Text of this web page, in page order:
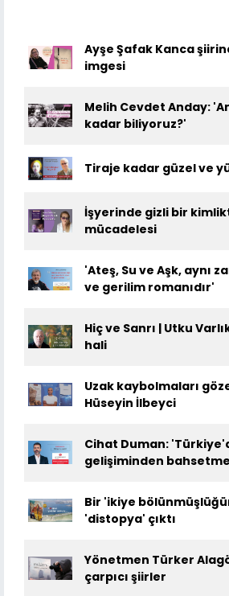
Ayşe Şafak Kanca
imgesi
Melih Cevdet Anday:
kadar biliyoruz?'
Tiraje kadar güzel ve
İşyerinde gizli bir
mücadelesi
'Ateş, Su ve Aşk, aynı
ve gerilim romanıdır'
Hiç ve Sanrı | Utku
hali
Uzak kaybolmaları
Hüseyin İlbeyci
Cihat Duman:
gelişiminden
Bir 'ikiye
'distopya' çıktı
Yönetmen Türker
çarpıcı şiirler